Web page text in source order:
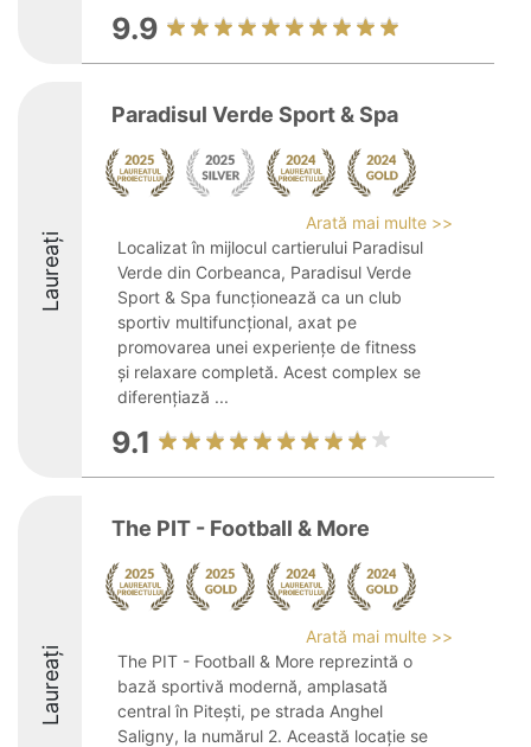
9.9
Laureați
Paradisul Verde Sport & Spa
Arată mai multe >>
Localizat în mijlocul cartierului Paradisul
Verde din Corbeanca, Paradisul Verde
Sport & Spa funcționează ca un club
sportiv multifuncțional, axat pe
promovarea unei experiențe de fitness
și relaxare completă. Acest complex se
diferențiază ...
9.1
Laureați
The PIT - Football & More
Arată mai multe >>
The PIT - Football & More reprezintă o
bază sportivă modernă, amplasată
central în Pitești, pe strada Anghel
Saligny, la numărul 2. Această locație se